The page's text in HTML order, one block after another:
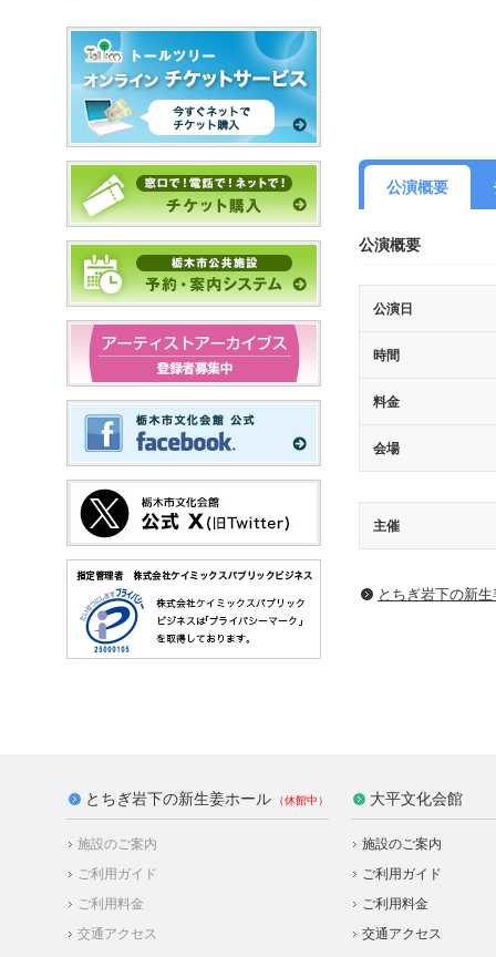
公演概要
公演概要
公演日
時間
料金
会場
主催
とちぎ岩下の新
とちぎ岩下の新生姜ホール
施設のご案内
ご利用ガイド
ご利用料金
交通アクセス
大平文化会館
施設のご案内
ご利用ガイド
ご利用料金
交通アクセス